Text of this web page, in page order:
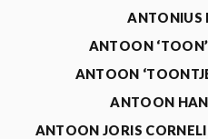
ANTONIUS
ANTOON
ANTOON
ANTOON
ANTOON JORIS